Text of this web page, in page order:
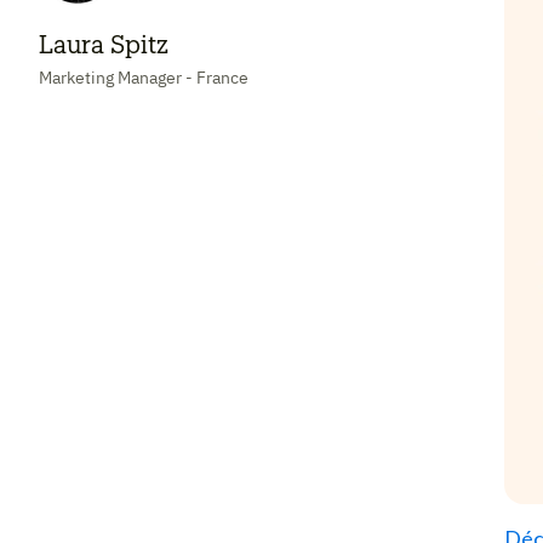
Laura Spitz
Marketing Manager - France